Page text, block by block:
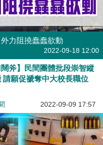
力阻撓蠢蠢欲動
2022-09-18 12:00
闊斧】民間團體批段崇智縱
請願促褫奪中大校長職位
2022-09-09 17:57